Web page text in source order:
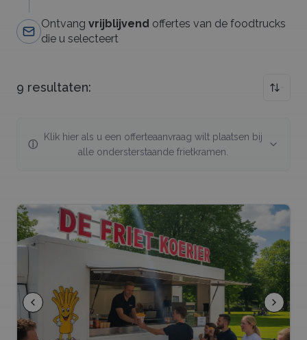
Ontvang vrijblijvend offertes van de foodtrucks
die u selecteert
9 resultaten:
ⓘ
Klik hier als u een offerteaanvraag wilt plaatsen bij
alle ondersterstaande frietkramen